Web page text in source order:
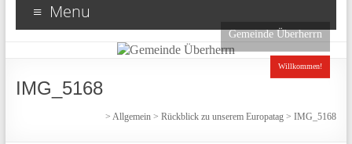
Menu
Gemeinde Überherrn
Willkommen!
IMG_5168
>Allgemein >Rückblick zu unserem Europatag >IMG_5168